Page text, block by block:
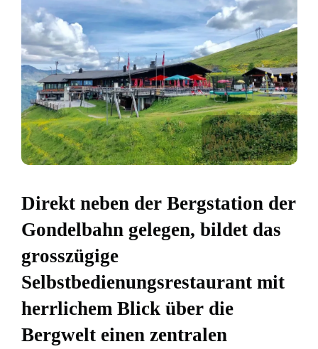
Direkt neben der Bergstation der
Gondelbahn gelegen, bildet das
grosszügige
Selbstbedienungsrestaurant mit
herrlichem Blick über die
Bergwelt einen zentralen